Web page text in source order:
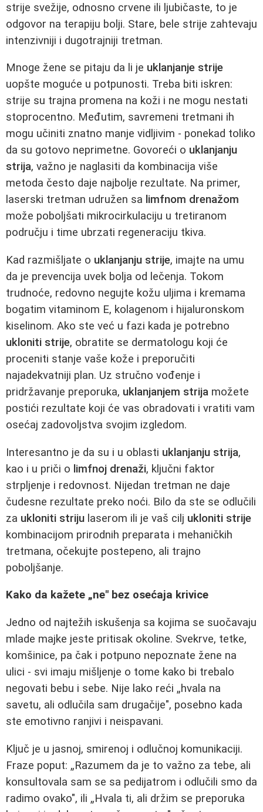
strije svežije, odnosno crvene ili ljubičaste, to je
odgovor na terapiju bolji. Stare, bele strije zahtevaju
intenzivniji i dugotrajniji tretman.
Mnoge žene se pitaju da li je uklanjanje strije
uopšte moguće u potpunosti. Treba biti iskren:
strije su trajna promena na koži i ne mogu nestati
stoprocentno. Međutim, savremeni tretmani ih
mogu učiniti znatno manje vidljivim - ponekad toliko
da su gotovo neprimetne. Govoreći o uklanjanju
strija, važno je naglasiti da kombinacija više
metoda često daje najbolje rezultate. Na primer,
laserski tretman udružen sa limfnom drenažom
može poboljšati mikrocirkulaciju u tretiranom
području i time ubrzati regeneraciju tkiva.
Kad razmišljate o uklanjanju strije, imajte na umu
da je prevencija uvek bolja od lečenja. Tokom
trudnoće, redovno negujte kožu uljima i kremama
bogatim vitaminom E, kolagenom i hijaluronskom
kiselinom. Ako ste već u fazi kada je potrebno
ukloniti strije, obratite se dermatologu koji će
proceniti stanje vaše kože i preporučiti
najadekvatniji plan. Uz stručno vođenje i
pridržavanje preporuka, uklanjanjem strija možete
postići rezultate koji će vas obradovati i vratiti vam
osećaj zadovoljstva svojim izgledom.
Interesantno je da su i u oblasti uklanjanju strija,
kao i u priči o limfnoj drenaži, ključni faktor
strpljenje i redovnost. Nijedan tretman ne daje
čudesne rezultate preko noći. Bilo da ste se odlučili
za ukloniti striju laserom ili je vaš cilj ukloniti strije
kombinacijom prirodnih preparata i mehaničkih
tretmana, očekujte postepeno, ali trajno
poboljšanje.
Kako da kažete „ne" bez osećaja krivice
Jedno od najtežih iskušenja sa kojima se suočavaju
mlade majke jeste pritisak okoline. Svekrve, tetke,
komšinice, pa čak i potpuno nepoznate žene na
ulici - svi imaju mišljenje o tome kako bi trebalo
negovati bebu i sebe. Nije lako reći „hvala na
savetu, ali odlučila sam drugačije", posebno kada
ste emotivno ranjivi i neispavani.
Ključ je u jasnoj, smirenoj i odlučnoj komunikaciji.
Fraze poput: „Razumem da je to važno za tebe, ali
konsultovala sam se sa pedijatrom i odlučili smo da
radimo ovako", ili „Hvala ti, ali držim se preporuka